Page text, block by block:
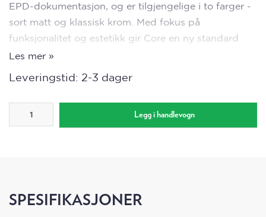
EPD-dokumentasjon, og er tilgjengelige i to farger -
sort matt og klassisk krom. Med fokus på
funksjonalitet og estetikk gir Core en ny standard
innen kranløsninger som kombinerer stil, pris og
Funksjoner:
Teknisk info:
Les mer »
Leveringstid: 2-3 dager
Legg i handlevogn
SPESIFIKASJONER